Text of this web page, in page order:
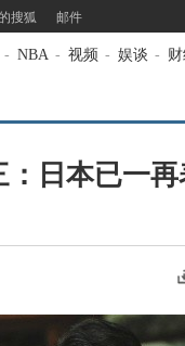
搜狐 邮件
- NBA - 视频 - 娱谈 -
：日本已一